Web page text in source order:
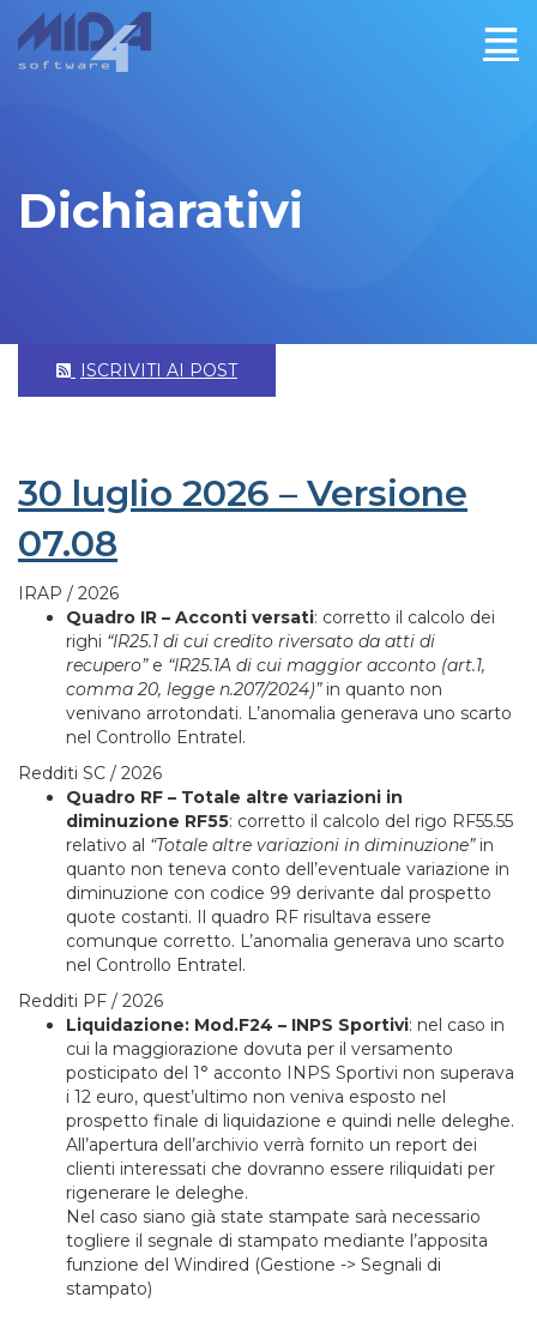
Dichiarativi
ISCRIVITI AI POST
30 luglio 2026 – Versione
07.08
IRAP / 2026
Quadro IR – Acconti versati: corretto il calcolo dei
righi “IR25.1 di cui credito riversato da atti di
recupero”e “IR25.1A di cui maggior acconto (art.1,
comma 20, legge n.207/2024)”in quanto non
venivano arrotondati. L’anomalia generava uno scarto
nel Controllo Entratel.
Redditi SC / 2026
Quadro RF – Totale altre variazioni in
diminuzione RF55: corretto il calcolo del rigo RF55.55
relativo al “Totale altre variazioni in diminuzione”in
quanto non teneva conto dell’eventuale variazione in
diminuzione con codice 99 derivante dal prospetto
quote costanti. Il quadro RF risultava essere
comunque corretto. L’anomalia generava uno scarto
nel Controllo Entratel.
Redditi PF / 2026
Liquidazione: Mod.F24 – INPS Sportivi: nel caso in
cui la maggiorazione dovuta per il versamento
posticipato del 1° acconto INPS Sportivi non superava
i 12 euro, quest’ultimo non veniva esposto nel
prospetto finale di liquidazione e quindi nelle deleghe.
All’apertura dell’archivio verrà fornito un report dei
clienti interessati che dovranno essere riliquidati per
rigenerare le deleghe.
Nel caso siano già state stampate sarà necessario
togliere il segnale di stampato mediante l’apposita
funzione del Windired (Gestione -> Segnali di
stampato)